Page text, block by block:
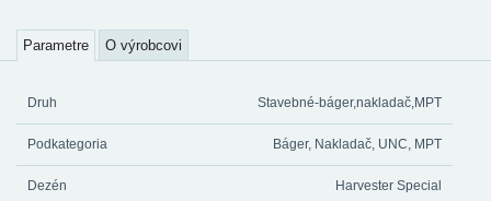
Parametre O výrobcovi
Druh Stavebné-báger,nakladač,MPT
Podkategoria Báger, Nakladač, UNC, MPT
Dezén Harvester Special